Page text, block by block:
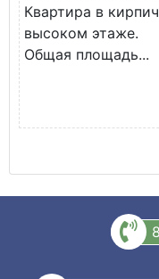
Квартира в
высоком этаже.
Общая площадь...